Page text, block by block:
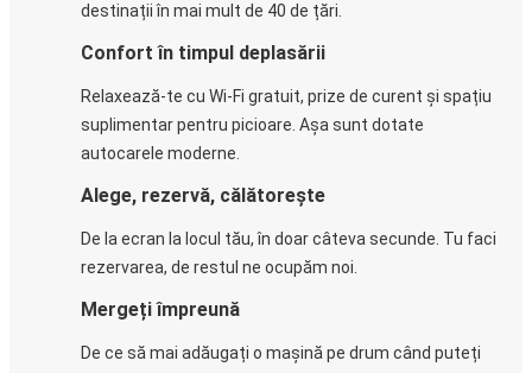
destinații în mai mult de 40 de țări.
Confort în timpul deplasării
Relaxează-te cu Wi-Fi gratuit, prize de curent și spațiu
suplimentar pentru picioare. Așa sunt dotate
autocarele moderne.
Alege, rezervă, călătorește
De la ecran la locul tău, în doar câteva secunde. Tu faci
rezervarea, de restul ne ocupăm noi.
Mergeți împreună
De ce să mai adăugați o mașină pe drum când puteți